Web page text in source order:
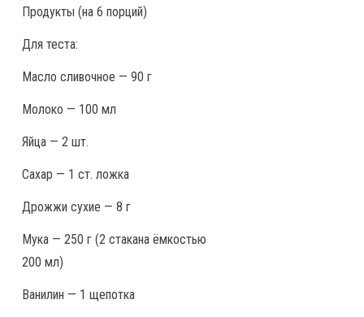
Продукты (на 6 порций)
Для теста:
Масло сливочное — 90 г
Молоко — 100 мл
Яйца — 2 шт.
Сахар — 1 ст. ложка
Дрожжи сухие — 8 г
Мука — 250 г (2 стакана ёмкостью
200 мл)
Ванилин — 1 щепотка